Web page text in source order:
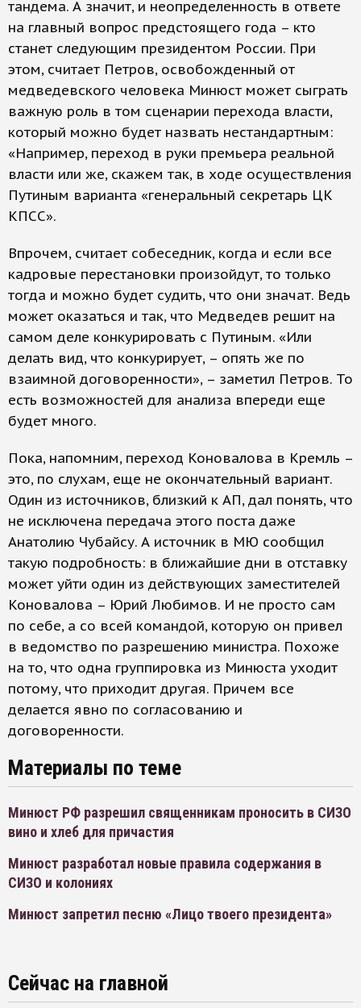
тандема. А значит, и неопределенность в ответе
на главный вопрос предстоящего года – кто
станет следующим президентом России. При
этом, считает Петров, освобожденный от
медведевского человека Минюст может сыграть
важную роль в том сценарии перехода власти,
который можно будет назвать нестандартным:
«Например, переход в руки премьера реальной
власти или же, скажем так, в ходе осуществления
Путиным варианта «генеральный секретарь ЦК
КПСС».
Впрочем, считает собеседник, когда и если все
кадровые перестановки произойдут, то только
тогда и можно будет судить, что они значат. Ведь
может оказаться и так, что Медведев решит на
самом деле конкурировать с Путиным. «Или
делать вид, что конкурирует, – опять же по
взаимной договоренности», – заметил Петров. То
есть возможностей для анализа впереди еще
будет много.
Пока, напомним, переход Коновалова в Кремль –
это, по слухам, еще не окончательный вариант.
Один из источников, близкий к АП, дал понять, что
не исключена передача этого поста даже
Анатолию Чубайсу. А источник в МЮ сообщил
такую подробность: в ближайшие дни в отставку
может уйти один из действующих заместителей
Коновалова – Юрий Любимов. И не просто сам
по себе, а со всей командой, которую он привел
в ведомство по разрешению министра. Похоже
на то, что одна группировка из Минюста уходит
потому, что приходит другая. Причем все
делается явно по согласованию и
договоренности.
Материалы по теме
Минюст РФ разрешил священникам проносить в СИЗО
вино и хлеб для причастия
Минюст разработал новые правила содержания в
СИЗО и колониях
Минюст запретил песню «Лицо твоего президента»
Сейчас на главной